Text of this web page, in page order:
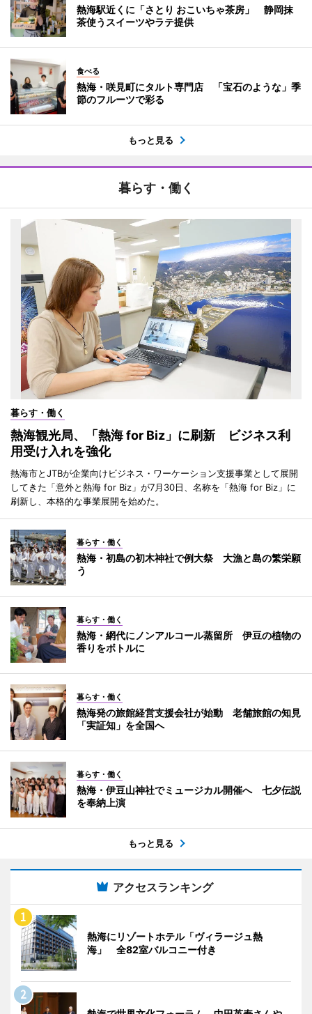
熱海駅近くに「さとり おこいちゃ茶房」 静岡抹
茶使うスイーツやラテ提供
食べる
熱海・咲見町にタルト専門店 「宝石のような」季
節のフルーツで彩る
もっと見る
暮らす・働く
暮らす・働く
熱海観光局、「熱海 for Biz」に刷新 ビジネス利
用受け入れを強化
熱海市とJTBが企業向けビジネス・ワーケーション支援事業として展開
してきた「意外と熱海 for Biz」が7月30日、名称を「熱海 for Biz」に
刷新し、本格的な事業展開を始めた。
暮らす・働く
熱海・初島の初木神社で例大祭 大漁と島の繁栄願
う
暮らす・働く
熱海・網代にノンアルコール蒸留所 伊豆の植物の
香りをボトルに
暮らす・働く
熱海発の旅館経営支援会社が始動 老舗旅館の知見
「実証知」を全国へ
暮らす・働く
熱海・伊豆山神社でミュージカル開催へ 七夕伝説
を奉納上演
もっと見る
アクセスランキング
熱海にリゾートホテル「ヴィラージュ熱
海」 全82室バルコニー付き